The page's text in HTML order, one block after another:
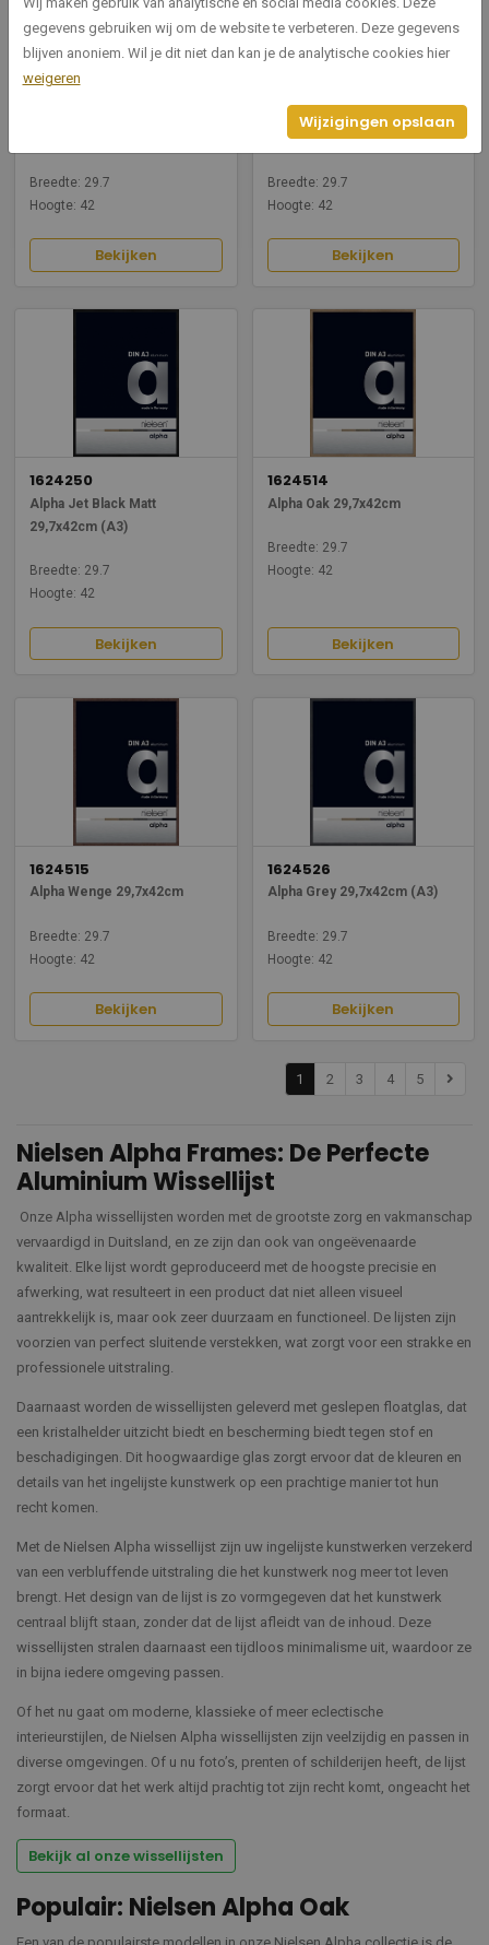
1624004
Breedte: 29.7
Hoogte: 42
Bekijken
Alpha Glossy Dark Grey
29,7x42cm
Breedte: 29.7
Hoogte: 42
Bekijken
1624250
Alpha Jet Black Matt
29,7x42cm (A3)
Breedte: 29.7
Hoogte: 42
Bekijken
1624514
Alpha Oak 29,7x42cm
Breedte: 29.7
Hoogte: 42
Bekijken
1624515
Alpha Wenge 29,7x42cm
Breedte: 29.7
Hoogte: 42
Bekijken
1624526
Alpha Grey 29,7x42cm (A3)
Breedte: 29.7
Hoogte: 42
Bekijken
1 2 3 4 5
Nielsen Alpha Frames: De Perfecte
Aluminium Wissellijst
Onze Alpha wissellijsten worden met de grootste zorg en vakmanschap
vervaardigd in Duitsland, en ze zijn dan ook van ongeëvenaarde
kwaliteit. Elke lijst wordt geproduceerd met de hoogste precisie en
afwerking, wat resulteert in een product dat niet alleen visueel
aantrekkelijk is, maar ook zeer duurzaam en functioneel. De lijsten zijn
voorzien van perfect sluitende verstekken, wat zorgt voor een strakke en
professionele uitstraling.
Daarnaast worden de wissellijsten geleverd met geslepen floatglas, dat
een kristalhelder uitzicht biedt en bescherming biedt tegen stof en
beschadigingen. Dit hoogwaardige glas zorgt ervoor dat de kleuren en
details van het ingelijste kunstwerk op een prachtige manier tot hun
recht komen.
Met de Nielsen Alpha wissellijst zijn uw ingelijste kunstwerken verzekerd
van een verbluffende uitstraling die het kunstwerk nog meer tot leven
brengt. Het design van de lijst is zo vormgegeven dat het kunstwerk
centraal blijft staan, zonder dat de lijst afleidt van de inhoud. Deze
wissellijsten stralen daarnaast een tijdloos minimalisme uit, waardoor ze
in bijna iedere omgeving passen.
Of het nu gaat om moderne, klassieke of meer eclectische
interieurstijlen, de Nielsen Alpha wissellijsten zijn veelzijdig en passen in
diverse omgevingen. Of u nu foto’s, prenten of schilderijen heeft, de lijst
zorgt ervoor dat het werk altijd prachtig tot zijn recht komt, ongeacht het
formaat.
Bekijk al onze wissellijsten
Populair: Nielsen Alpha Oak
gegevens gebruiken wij om de website te verbeteren. Deze gegevens
blijven anoniem. Wil je dit niet dan kan je de analytische cookies hier
weigeren
Wijzigingen opslaan